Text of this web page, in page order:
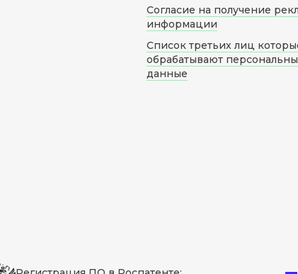
Согласие на получение
информации
Список третьих лиц
обрабатывают
данные